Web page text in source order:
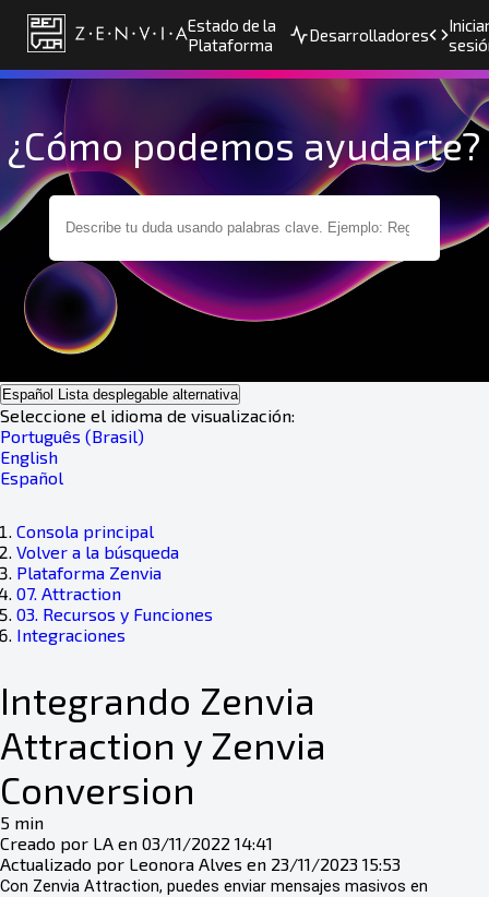
Estado de la
Plataforma
Desarrolladores
¿Cómo podemos ayudarte?
Español Lista desplegable alternativa
Seleccione el idioma de visualización:
Português (Brasil)
English
Español
Consola principal
Volver a la búsqueda
Plataforma Zenvia
07. Attraction
03. Recursos y Funciones
Integraciones
Integrando Zenvia
Attraction y Zenvia
Conversion
5 min
Creado por LA en 03/11/2022 14:41
Actualizado por Leonora Alves en 23/11/2023 15:53
Con Zenvia Attraction, puedes enviar mensajes masivos en